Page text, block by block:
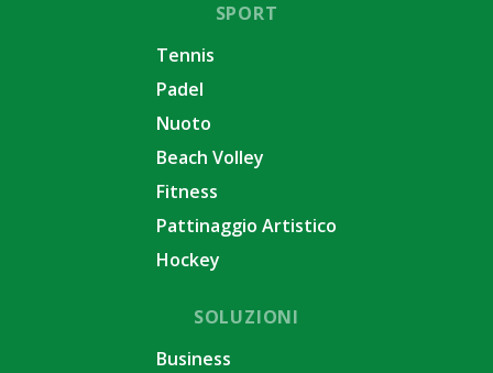
SPORT
Tennis
Padel
Nuoto
Beach Volley
Fitness
Pattinaggio Artistico
Hockey
SOLUZIONI
Business